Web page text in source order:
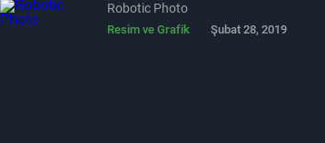
Robotic Photo
Resim ve Grafik Şubat 28, 2019